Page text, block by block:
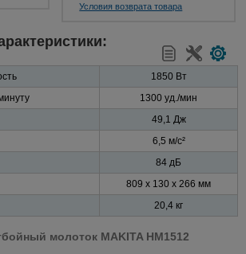
Условия возврата товара
1850 Вт
1300 уд./мин
49,1 Дж
6,5 м/с²
84 дБ
809 x 130 x 266 мм
20,4 кг
молоток MAKITA HM1512